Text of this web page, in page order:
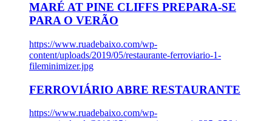
MARÉ AT PINE CLIFFS PREPARA-SE
PARA O VERÃO
https://www.ruadebaixo.com/wp-
content/uploads/2019/05/restaurante-ferroviario-1-
fileminimizer.jpg
FERROVIÁRIO ABRE RESTAURANTE
https://www.ruadebaixo.com/wp-